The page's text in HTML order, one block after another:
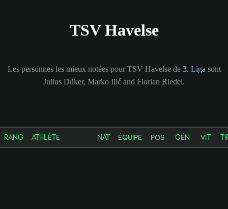
TSV Havelse
Les personnes les mieux notées pour TSV Havelse de 3. Liga sont
Julius Düker, Marko Ilić and Florian Riedel.
RANG ATHLÈTE NAT ÉQUIPE POS GÉN VIT